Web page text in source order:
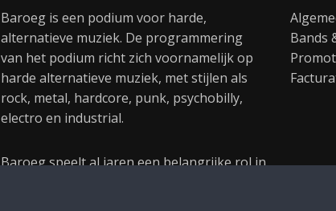
Baroeg is een podium voor harde,
alternatieve muziek. De programmering
van het podium richt zich voornamelijk op
harde alternatieve muziek, met stijlen als
rock, metal, hardcore, punk, psychobilly,
electro en industrial.
Baroeg speelt al jaren een belangrijke rol in
Bands